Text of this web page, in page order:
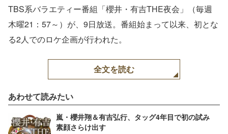
TBS系バラエティー番組「櫻井・有吉THE夜会」（毎週
木曜21：57～）が、9日放送。番組始まって以来、初とな
る2人でのロケ企画が行われた。
全文を読む
あわせて読みたい
嵐・櫻井翔＆有吉弘行、タッグ4年目で初の試み
素顔さらけ出す